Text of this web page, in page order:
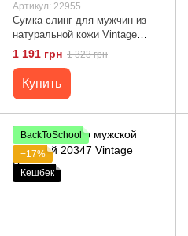
Артикул: 22955
Сумка-слинг для мужчин из
натуральной кожи Vintage
22955 Черный
1 191 грн 1 323 грн
Купить
BackToSchool
−17%
Кешбек